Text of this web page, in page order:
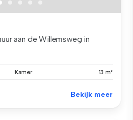
aan de Willemsweg in
Kamer 13 m²
Bekijk meer